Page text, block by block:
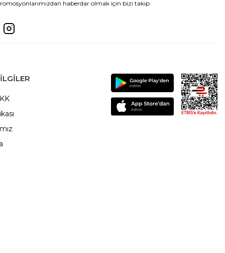
haberdar olmak için bizi takip